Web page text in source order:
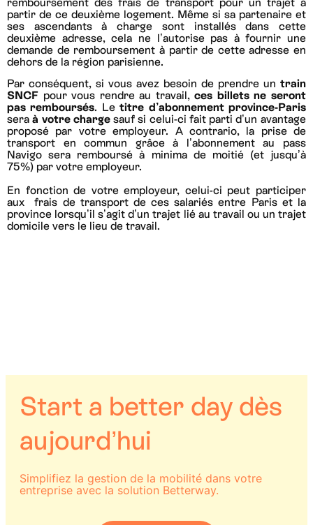
partir de ce deuxième logement. Même si sa partenaire et
ses ascendants à charge sont installés dans cette
deuxième adresse, cela ne l’autorise pas à fournir une
demande de remboursement à partir de cette adresse en
dehors de la région parisienne.
Par conséquent, si vous avez besoin de prendre un train
SNCF pour vous rendre au travail,ces billets ne seront
pas remboursés. Letitre d’abonnement province-Paris
sera à votre chargesauf si celui-ci fait parti d’un avantage
proposé par votre employeur. A contrario, la prise de
transport en commun grâce à l’abonnement au pass
Navigo sera remboursé à minima de moitié (et jusqu’à
75%) par votre employeur.
En fonction de votre employeur, celui-ci peut participer
aux frais de transport de ces salariés entre Paris et la
province lorsqu’il s’agit d’un trajet lié au travail ou un trajet
domicile vers le lieu de travail.
Start a better day dès
aujourd’hui
Simplifiez la gestion de la mobilité dans votre
entreprise avec la solution Betterway.